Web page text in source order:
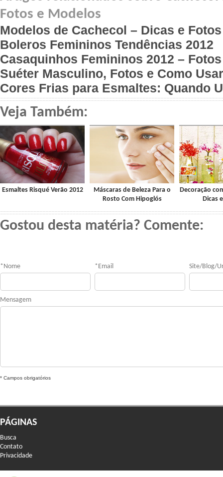
Fotos e Modelos
Modelos de Cachecol – Dicas e Fotos
Boleros Femininos Tendências 2012
Casaquinhos Femininos 2012 –
Suéter Masculino, Fotos e Como Usar
Cores Frias para Esmaltes: Quando
Veja Também:
Esmaltes Risqué Verão 2012
Máscaras de Beleza Para o
Rosto Com Hipoglós
Decoração
Dicas
Gostou desta matéria? Comente:
* Nome * Email Site/Blog/
Mensagem
* Campos obrigatórios
PÁGINAS
Busca
Contato
Privacidade